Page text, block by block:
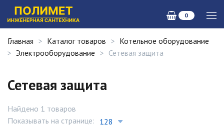
0
Главная Каталог товаров
Котельное оборудование
Электрооборудование
Сетевая защита
Сетевая защита
Найдено 1 товаров
Показывать на странице: